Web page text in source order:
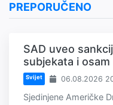
PREPORUČENO
SAD uveo
subjekata i osam
Svijet 06.08.2026
Sjedinjene Američke